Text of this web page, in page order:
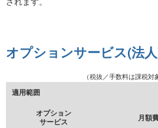
オプションサービス(法
（税抜／手数料は課税
適用範囲
オプション
サービス
月額